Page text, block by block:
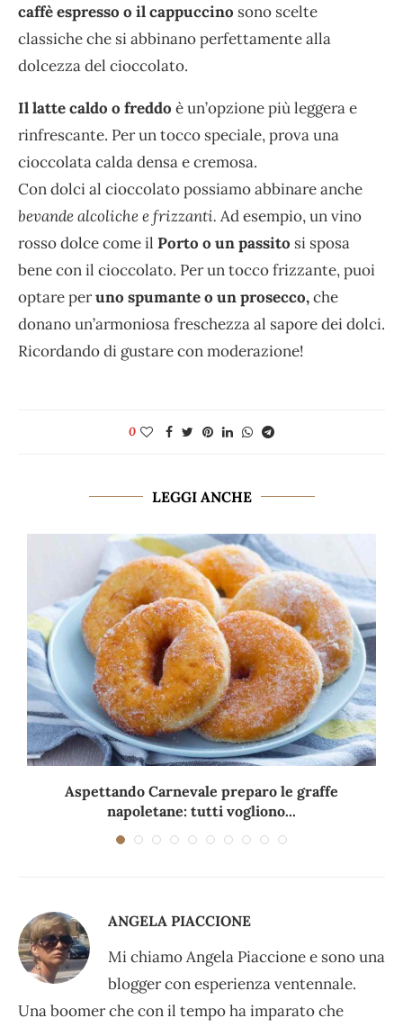
caffè espresso o il cappuccino sono scelte
classiche che si abbinano perfettamente alla
dolcezza del cioccolato.
Il latte caldo o freddo è un’opzione più leggera e
rinfrescante. Per un tocco speciale, prova una
cioccolata calda densa e cremosa.
Con dolci al cioccolato possiamo abbinare anche
bevande alcoliche e frizzanti. Ad esempio, un vino
rosso dolce come il Porto o un passito si sposa
bene con il cioccolato. Per un tocco frizzante, puoi
optare peruno spumante o un prosecco,che
donano un’armoniosa freschezza al sapore dei dolci.
Ricordando di gustare con moderazione!
0
LEGGI ANCHE
Aspettando Carnevale preparo le graffe
napoletane: tutti vogliono...
ANGELA PIACCIONE
Mi chiamo Angela Piaccione e sono una
blogger con esperienza ventennale.
Una boomer che con il tempo ha imparato che